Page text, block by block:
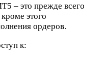
– это прежде всего
этого
ордеров.
к: